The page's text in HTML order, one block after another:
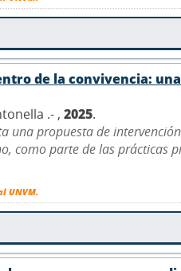
de la convivencia:
.- , 2025.
una propuesta de
como parte de las prácticas
UNVM.